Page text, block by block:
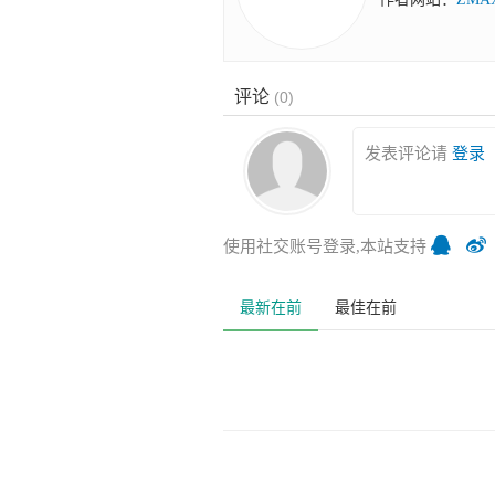
评论 (0)
发表评论请 登录
使用社交账号登录,本站支持
最新在前 最佳在前